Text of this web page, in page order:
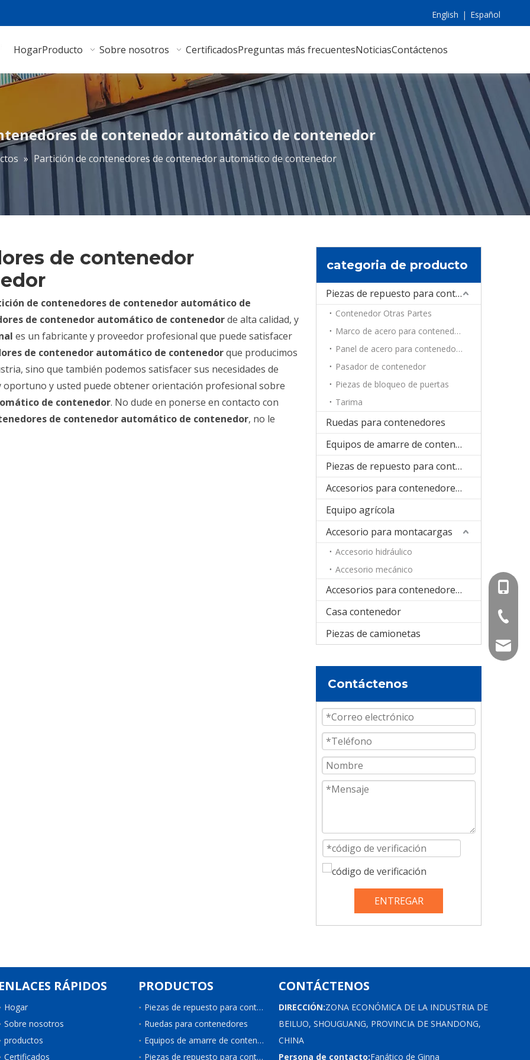
English | Español
HogarProducto Sobre nosotros CertificadosPreguntas más frecuentesNoticiasContáctenos
de contenedor automático de contenedor
» Partición de contenedores de contenedor automático de contenedor
de contenedor
de contenedores de contenedor automático de
de contenedor automático de contenedorde alta calidad, y
es un fabricante y proveedor profesional que puede satisfacer
de contenedor automático de contenedorque producimos
sino que también podemos satisfacer sus necesidades de
oportuno y usted puede obtener orientación profesional sobre
de contenedor. No dude en ponerse en contacto con
de contenedor automático de contenedor, no le
categoria de producto
Piezas de repuesto para contenedores
Contenedor Otras Partes
Marco de acero para contenedores
Panel de acero para contenedores
Pasador de contenedor
Piezas de bloqueo de puertas
Tarima
Ruedas para contenedores
Equipos de amarre de contenedores
Piezas de repuesto para contenedores de refrigeración
Accesorios para contenedores plegables
Equipo agrícola
Accesorio para montacargas
Accesorio hidráulico
Accesorio mecánico
Accesorios para contenedores cisterna
Casa contenedor
Piezas de camionetas
Contáctenos
ENTREGAR
ENLACES RÁPIDOS
Hogar
Sobre nosotros
productos
Certificados
PRODUCTOS
Piezas de repuesto para contenedores
Ruedas para contenedores
Equipos de amarre de contenedores
Piezas de repuesto para contenedores de refrigeración
CONTÁCTENOS
DIRECCIÓN:ZONA ECONÓMICA DE LA INDUSTRIA DE
BEILUO, SHOUGUANG, PROVINCIA DE SHANDONG,
CHINA
Persona de contacto:Fanático de Ginna
+86-
+86-